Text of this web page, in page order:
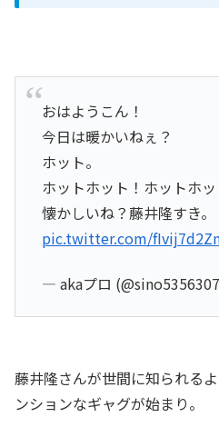
おはようこん！
今日は暖かいねぇ？
ホット。
ホットホット！ホットホ
懐かしいね？藤井隆すき。
pic.twitter.com/
— akaプロ
藤井隆さんが世間に知られる
ンションなギャグが始まり。